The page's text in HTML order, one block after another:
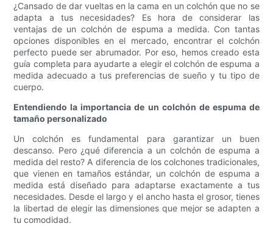
¿Cansado de dar vueltas en la cama en un colchón que no se
adapta a tus necesidades? Es hora de considerar las
ventajas de un colchón de espuma a medida. Con tantas
opciones disponibles en el mercado, encontrar el colchón
perfecto puede ser abrumador. Por eso, hemos creado esta
guía completa para ayudarte a elegir el colchón de espuma a
medida adecuado a tus preferencias de sueño y tu tipo de
cuerpo.
Entendiendo la importancia de un colchón de espuma de
tamaño personalizado
Un colchón es fundamental para garantizar un buen
descanso. Pero ¿qué diferencia a un colchón de espuma a
medida del resto? A diferencia de los colchones tradicionales,
que vienen en tamaños estándar, un colchón de espuma a
medida está diseñado para adaptarse exactamente a tus
necesidades. Desde el largo y el ancho hasta el grosor, tienes
la libertad de elegir las dimensiones que mejor se adapten a
tu comodidad.